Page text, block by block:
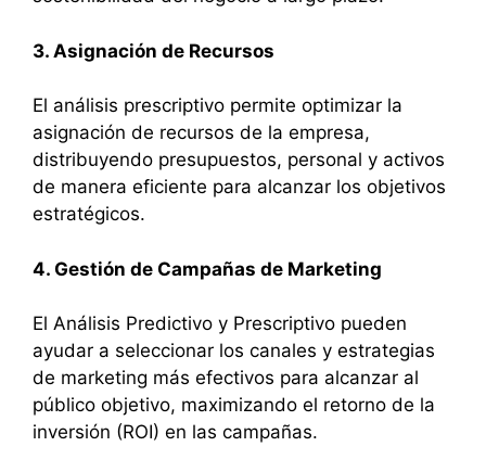
3. Asignación de Recursos
El análisis prescriptivo permite optimizar la
asignación de recursos de la empresa,
distribuyendo presupuestos, personal y activos
de manera eficiente para alcanzar los objetivos
estratégicos.
4. Gestión de Campañas de Marketing
El Análisis Predictivo y Prescriptivo pueden
ayudar a seleccionar los canales y estrategias
de marketing más efectivos para alcanzar al
público objetivo, maximizando el retorno de la
inversión (ROI) en las campañas.